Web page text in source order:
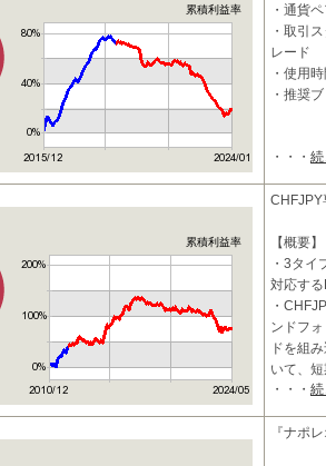
累積利益率
・通貨
・取引
レード
・使用
・推奨
～概要～
・・・
累積利益率
CHFJPY
【概要】
・3タイ
対応す
・
ンドフ
ドを組
いて、
・最大
・・・
『ナポ